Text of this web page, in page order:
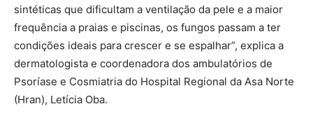
sintéticas que dificultam a ventilação da pele e a maior
frequência a praias e piscinas, os fungos passam a ter
condições ideais para crescer e se espalhar”, explica a
dermatologista e coordenadora dos ambulatórios de
Psoríase e Cosmiatria do Hospital Regional da Asa Norte
(Hran), Letícia Oba.